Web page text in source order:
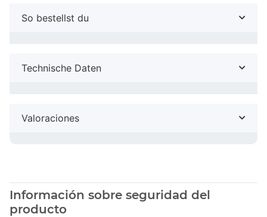
So bestellst du
Technische Daten
Valoraciones
Información sobre seguridad del
producto